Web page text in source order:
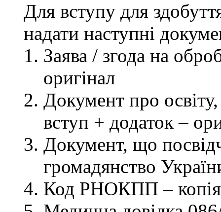
Для вступу для
надати наступні
Заява / згода на
оригінал
Документ про освіту,
вступ + додаток –
Документ, що
громадянство
Код РНОКПП – копія